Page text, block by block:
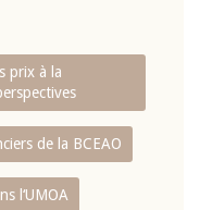
prix à la
de la BCEAO
l‘UMOA